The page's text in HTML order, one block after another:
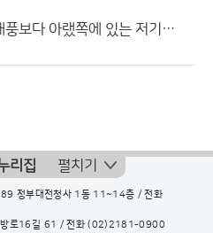
지금 오고있는 태풍보다 아랬쪽에 있는 저기압 주의
리집 펼치기
정부대전청사 1동 11~14층 / 전화
방로16길 61 / 전화(02)2181-0900